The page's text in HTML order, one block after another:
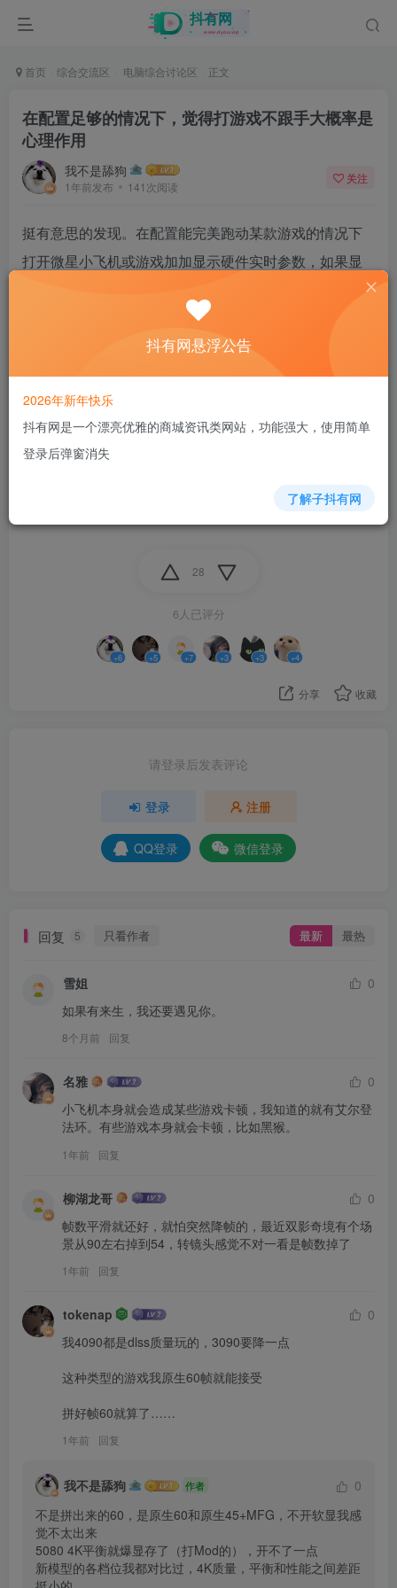
首页 综合交流区 电脑综合讨论区 正文
在配置足够的情况下，觉得打游戏不跟手大概率是
心理作用
我不是舔狗
1年前发布 141次阅读
关注
挺有意思的发现。在配置能完美跑动某款游戏的情况下
打开微星小飞机或游戏加加显示硬件实时参数，如果显
但是如果把全部软显给关掉玩一会，反而还没这种感
觉。
比如说我打2077,4K路径追踪性能档+三倍拼好帧+Mod光
追增强（档位更高的DLSS跑不动了）
性能档原生40-45帧，超级性能55-60帧
说实话我把软显关掉之后分不清性能档和超级性能档的
28
6人已评分
+6 +5 +7 +3 +3 +4
分享 收藏
请登录后发表评论
登录 注册
QQ登录 微信登录
回复 5 只看作者 最新 最热
雪姐
0
如果有来生，我还要遇见你。
8个月前 回复
名雅
0
小飞机本身就会造成某些游戏卡顿，我知道的就有艾尔登
法环。有些游戏本身就会卡顿，比如黑猴。
1年前 回复
柳湖龙哥
0
帧数平滑就还好，就怕突然降帧的，最近双影奇境有个场
景从90左右掉到54，转镜头感觉不对一看是帧数掉了
1年前 回复
tokenap
0
我4090都是dlss质量玩的，3090要降一点
这种类型的游戏我原生60帧就能接受
拼好帧60就算了……
1年前 回复
我不是舔狗 作者
0
不是拼出来的60，是原生60和原生45+MFG，不开软显我感
觉不太出来
5080 4K平衡就爆显存了（打Mod的），开不了一点
新模型的各档位我都对比过，4K质量，平衡和性能之间差距
抖有网悬浮公告
2026年新年快乐
抖有网是一个漂亮优雅的商城资讯类网站，功能强大，使用简单
登录后弹窗消失
了解子抖有网